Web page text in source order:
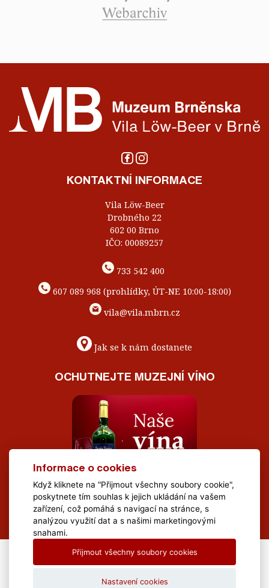
KONTAKTNÍ INFORMACE
Vila Löw-Beer
Drobného 22
602 00 Brno
IČO: 00089257
733 542 400
607 089 968 (prohlídky, ÚT-NE 10:00-18:00)
vila@vila.mbrn.cz
Jak se k nám dostanete
OCHUTNEJTE MUZEJNÍ VÍNO
All Rights Reserved Muzeum Brněnska © 2020, Webdesign by
Informace o cookies
Když kliknete na "Přijmout všechny soubory cookie",
poskytnete tím souhlas k jejich ukládání na vašem
zařízení, což pomáhá s navigací na stránce, s
analýzou využití dat a s našimi marketingovými
snahami.
Přijmout všechny soubory cookies
Nastavení cookies